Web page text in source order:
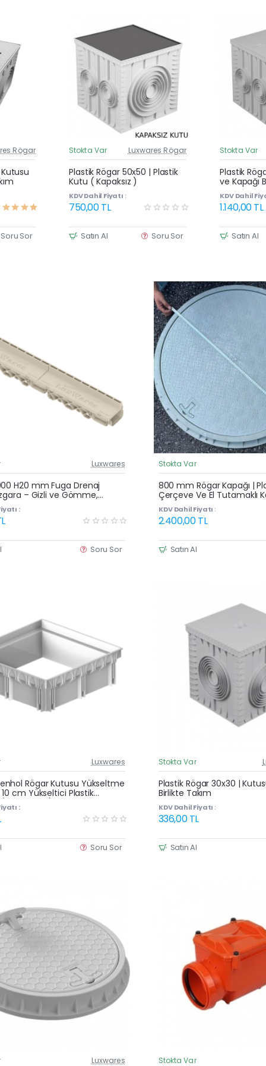
Fiyat
Yeni Ürün
Rögar
Soru Sor
Güncel Fiyat
Yeni Ürün
Stokta Var Luxwares Rögar
Plastik Rögar 50x50 | Plastik
Kutu ( Kapaksız )
KDV Dahil Fiyatı :
750,00 TL
Satın Al Soru Sor
Stokta Var
Plastik
ve Kapağı
KDV Dahil
1.140,00 TL
Satın Al
Güncel Fiyat
Yeni Ürün
Luxwares
H20 mm Fuga Drenaj
– Gizli ve Gömme,
ve Havuz Kenarı Oluğu
:
Soru Sor
Stokta Var
800 mm Rögar Kapağı |
Çerçeve Ve El Tutamaklı
KDV Dahil Fiyatı :
2.400,00 TL
Satın Al
Güncel Fiyat
Yeni Ürün
Çok Satan
Luxwares
Rögar Kutusu Yükseltme
10 cm Yükseltici Plastik
cm)
:
Soru Sor
Stokta Var
Plastik Rögar 30x30 |
Birlikte Takım
KDV Dahil Fiyatı :
336,00 TL
Satın Al
Güncel Fiyat
Luxwares Stokta Var